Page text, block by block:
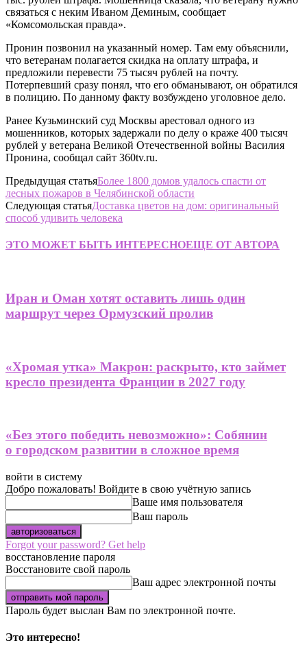
связаться с неким Иваном Деминым, сообщает
«Комсомольская правда».
Пронин позвонил на указанный номер. Там ему объяснили,
что ветеранам полагается скидка на оплату штрафа, и
предложили перевести 75 тысяч рублей на почту.
Потерпевший сразу понял, что его обманывают, он обратился
в полицию. По данному факту возбуждено уголовное дело.
Ранее Кузьминский суд Москвы арестовал одного из
мошенников, которых задержали по делу о краже 400 тысяч
рублей у ветерана Великой Отечественной войны Василия
Пронина, сообщал сайт 360tv.ru.
Предыдущая статьяБолее 1800 домов удалось спасти от
лесных пожаров в Челябинской области
Следующая статьяДоставка цветов на дом: оригинальный
способ удивить человека
ЭТО МОЖЕТ БЫТЬ ИНТЕРЕСНОЕЩЕ ОТ АВТОРА
Иран и Оман хотят оставить лишь один
маршрут через Ормузский пролив
«Хромая утка» Макрон: раскрыто, кто займет
кресло президента Франции в 2027 году
«Без этого победить невозможно»: Собянин
о городском развитии в сложное время
войти в систему
Добро пожаловать! Войдите в свою учётную запись
Ваше имя пользователя
Ваш пароль
Forgot your password? Get help
восстановление пароля
Восстановите свой пароль
Ваш адрес электронной почты
Пароль будет выслан Вам по электронной почте.
Это интересно!